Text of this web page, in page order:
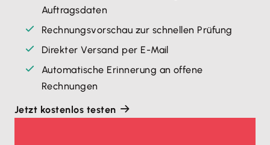
Auftragsdaten
Rechnungsvorschau zur schnellen Prüfung
Direkter Versand per E-Mail
Automatische Erinnerung an offene
Rechnungen
Jetzt kostenlos testen